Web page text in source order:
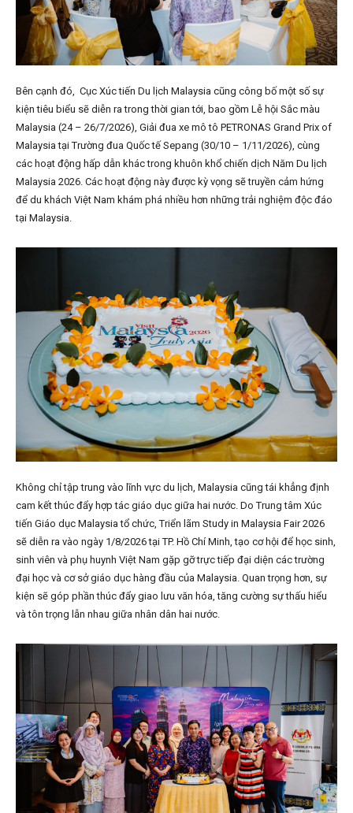
Bên cạnh đó, Cục Xúc tiến Du lịch Malaysia cũng công bố một số sự
kiện tiêu biểu sẽ diễn ra trong thời gian tới, bao gồm Lễ hội Sắc màu
Malaysia (24 – 26/7/2026), Giải đua xe mô tô PETRONAS Grand Prix of
Malaysia tại Trường đua Quốc tế Sepang (30/10 – 1/11/2026), cùng
các hoạt động hấp dẫn khác trong khuôn khổ chiến dịch Năm Du lịch
Malaysia 2026. Các hoạt động này được kỳ vọng sẽ truyền cảm hứng
để du khách Việt Nam khám phá nhiều hơn những trải nghiệm độc đáo
tại Malaysia.
Không chỉ tập trung vào lĩnh vực du lịch, Malaysia cũng tái khẳng định
cam kết thúc đẩy hợp tác giáo dục giữa hai nước. Do Trung tâm Xúc
tiến Giáo dục Malaysia tổ chức, Triển lãm Study in Malaysia Fair 2026
sẽ diễn ra vào ngày 1/8/2026 tại TP. Hồ Chí Minh, tạo cơ hội để học sinh,
sinh viên và phụ huynh Việt Nam gặp gỡ trực tiếp đại diện các trường
đại học và cơ sở giáo dục hàng đầu của Malaysia. Quan trọng hơn, sự
kiện sẽ góp phần thúc đẩy giao lưu văn hóa, tăng cường sự thấu hiểu
và tôn trọng lẫn nhau giữa nhân dân hai nước.